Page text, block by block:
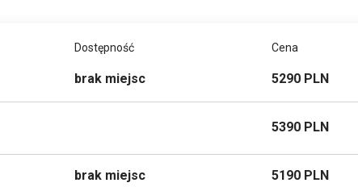
Dostępność Cena
brak miejsc 5290 PLN
5390 PLN
brak miejsc 5190 PLN